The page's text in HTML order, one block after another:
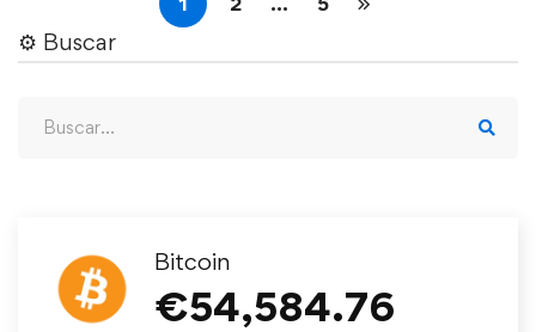
⚙︎ Buscar
Bitcoin
€54,584.76